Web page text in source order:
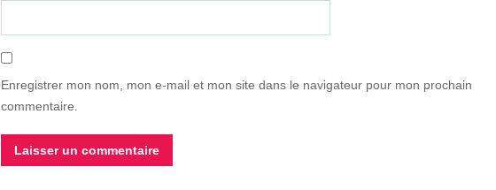
Enregistrer mon nom, mon e-mail et mon site dans le navigateur pour mon prochain
commentaire.